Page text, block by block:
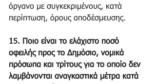
όργανο με συγκεκριμένους, κατά
περίπτωση, όρους αποδέσμευσης.
15. Ποιο είναι το ελάχιστο ποσό
οφειλής προς το Δημόσιο, νομικά
πρόσωπα και τρίτους για το οποίο δεν
λαμβάνονται αναγκαστικά μέτρα κατά